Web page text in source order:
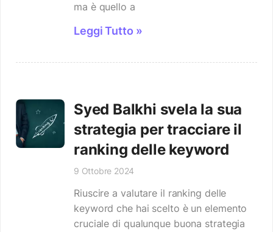
ma è quello a
Leggi Tutto »
Syed Balkhi svela la sua
strategia per tracciare il
ranking delle keyword
9 Ottobre 2024
Riuscire a valutare il ranking delle
keyword che hai scelto è un elemento
cruciale di qualunque buona strategia